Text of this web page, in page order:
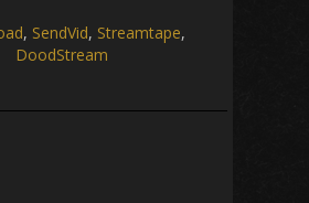
, SendVid, Streamtape,
DoodStream